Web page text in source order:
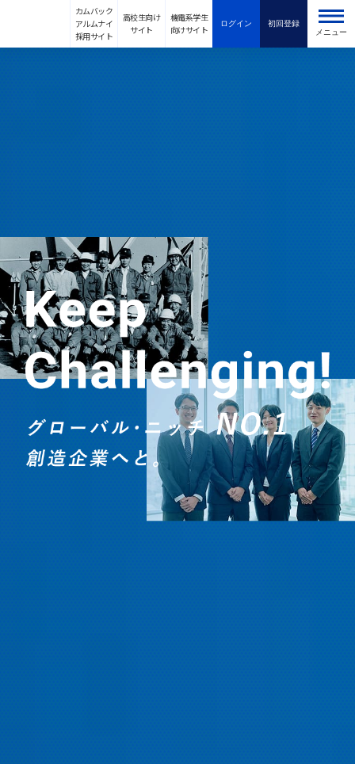
カムバック
アルムナイ
採用サイト
高校生向け
サイト
機電系学生
向けサイト
ログイン
初回登録
メニュー